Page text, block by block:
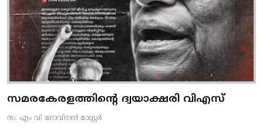
സമരകേരളത്തിൻ്റെ ദ്വയാക്ഷരി വിഎസ്
സ. എം വി ഗോവിന്ദൻ മാസ്റ്റർ